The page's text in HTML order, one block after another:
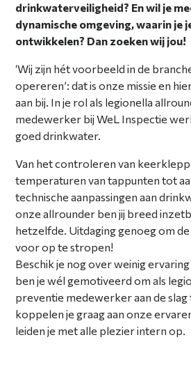
drinkwaterveiligheid? En wil je
dynamische omgeving, waarin je
ontwikkelen? Dan zoeken wij jou!
‘Wij zijn hét voorbeeld in de
opereren’: dat is onze missie en
aan bij. In je rol als legionella
medewerker bij WeL Inspectie
goed drinkwater.
Van het controleren van
temperaturen van tappunten tot
technische aanpassingen aan
onze allrounder ben jij breed
hetzelfde. Uitdaging genoeg om
voor op te stropen!
Beschik je nog over weinig
ben je wél gemotiveerd om als
preventie medewerker aan de slag
koppelen je graag aan onze
leiden je met alle plezier intern op.